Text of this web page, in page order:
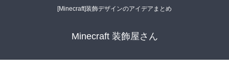
[Minecraft]装飾デザインのアイデアまとめ
Minecraft 装飾屋さん